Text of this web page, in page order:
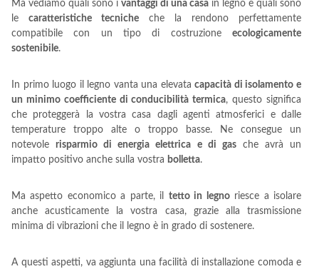
Ma vediamo quali sono i vantaggi di una casa in legno e quali sono
le caratteristiche tecniche che la rendono perfettamente
compatibile con un tipo di costruzione ecologicamente
sostenibile.
In primo luogo il legno vanta una elevatacapacità di isolamento e
un minimo coefficiente di conducibilità termica, questo significa
che proteggerà la vostra casa dagli agenti atmosferici e dalle
temperature troppo alte o troppo basse. Ne consegue un
notevolerisparmio di energia elettrica e di gasche avrà un
impatto positivo anche sulla vostra bolletta.
Ma aspetto economico a parte, il tetto in legnoriesce a isolare
anche acusticamente la vostra casa, grazie alla trasmissione
minima di vibrazioni che il legno è in grado di sostenere.
A questi aspetti, va aggiunta una facilità di installazione comoda e